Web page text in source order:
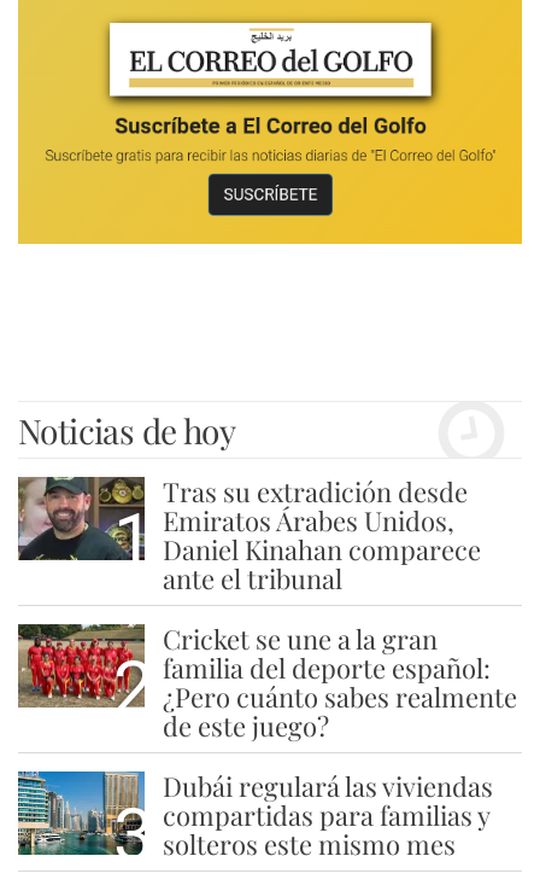
Noticias de hoy
1
Tras su extradición desde
Emiratos Árabes Unidos,
Daniel Kinahan comparece
ante el tribunal
2
Cricket se une a la gran
familia del deporte español:
¿Pero cuánto sabes realmente
de este juego?
3
Dubái regulará las viviendas
compartidas para familias y
solteros este mismo mes